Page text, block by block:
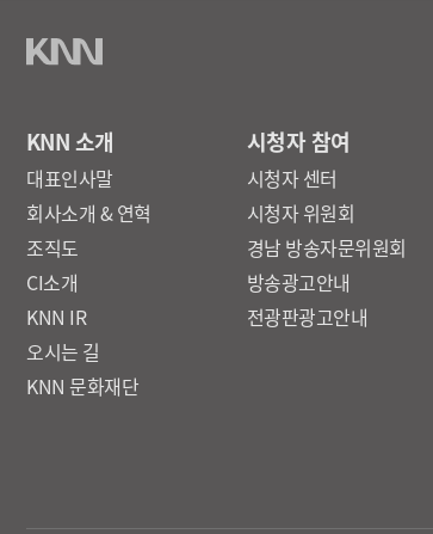
KNN 소개
대표인사말
회사소개 & 연혁
조직도
CI소개
KNN IR
오시는 길
KNN 문화재단
시청자 참여
시청자 센터
시청자 위원회
경남 방송자문위원회
방송광고안내
전광판광고안내